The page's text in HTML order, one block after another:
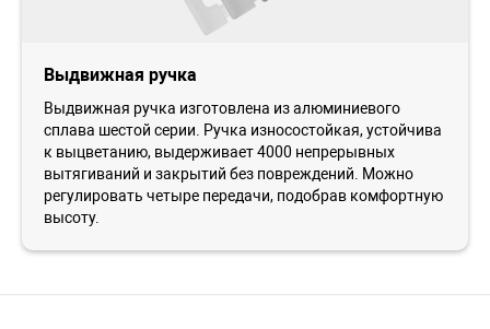
Выдвижная ручка
Выдвижная ручка изготовлена из алюминиевого
сплава шестой серии. Ручка износостойкая, устойчива
к выцветанию, выдерживает 4000 непрерывных
вытягиваний и закрытий без повреждений. Можно
регулировать четыре передачи, подобрав комфортную
высоту.